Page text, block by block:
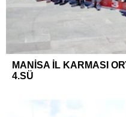
MANİSA İL KARMASI
4.SÜ